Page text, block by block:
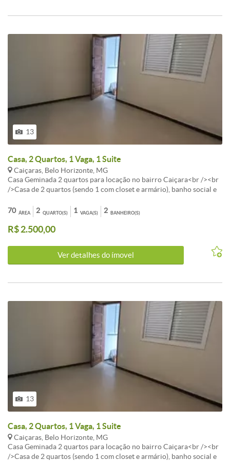
13
Casa, 2 Quartos, 1 Vaga, 1 Suite
Caiçaras, Belo Horizonte, MG
Casa Geminada 2 quartos para locação no bairro Caiçara<br /><br
/>Casa de 2 quartos (sendo 1 com closet e armário), banho social e
vaga de garagem.<br /><br />Acabamento - Piso em porcelanato,
bancadas em granito, janelas em esquadrias de alumínio com
venezianas.<br /><br />Obs.: Casa nova primeira locação água
ÁREA
70 QUARTO(S)
2 VAGA(S)
1 BANHEIRO(S)
2
R$ 2.500,00
Ver detalhes do ímovel
13
Casa, 2 Quartos, 1 Vaga, 1 Suite
Caiçaras, Belo Horizonte, MG
Casa Geminada 2 quartos para locação no bairro Caiçara<br /><br
/>Casa de 2 quartos (sendo 1 com closet e armário), banho social e